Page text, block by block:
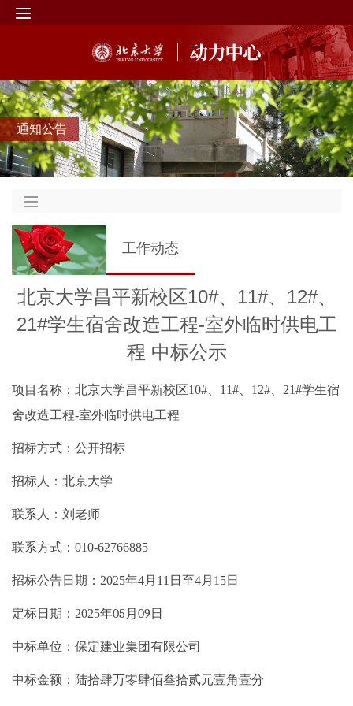
通知公告
工作动态
北京大学昌平新校区10#、11#、12#、
21#学生宿舍改造工程-室外临时供电工
程 中标公示
项目名称：北京大学昌平新校区10#、11#、12#、21#学生宿
舍改造工程-室外临时供电工程
招标方式：公开招标
招标人：北京大学
联系人：刘老师
联系方式： 010-62766885
招标公告日期： 2025年4月11日至4月15日
定标日期： 2025年05 月 09 日
中标单位 ：保定建业集团有限公司
中标金额：陆拾肆万零肆佰叁拾贰元壹角壹分